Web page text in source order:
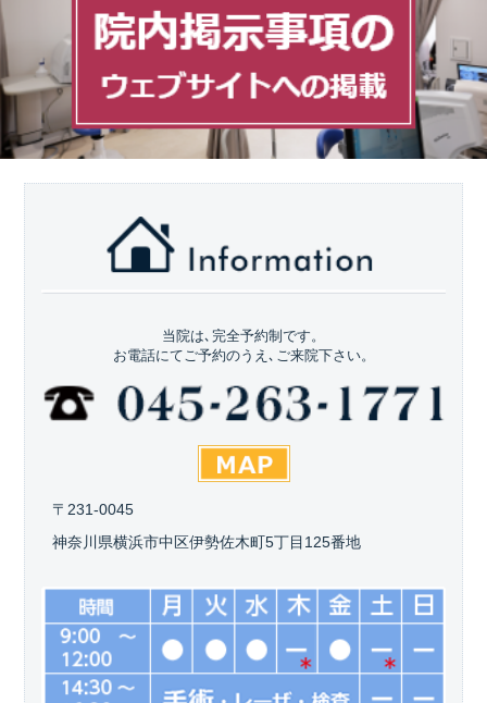
当院は､完全予約制です。
お電話にてご予約のうえ､ご来院下さい。
〒231-0045
神奈川県横浜市中区伊勢佐木町5丁目125番地